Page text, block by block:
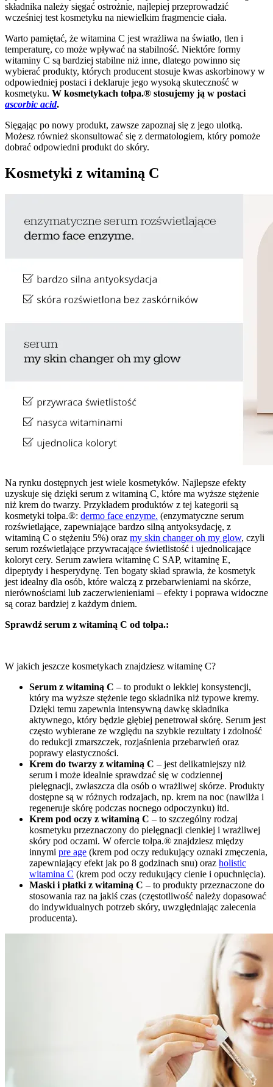
składnika należy sięgać ostrożnie, najlepiej przeprowadzić
wcześniej test kosmetyku na niewielkim fragmencie ciała.
Warto pamiętać, że witamina C jest wrażliwa na światło, tlen i
temperaturę, co może wpływać na stabilność. Niektóre formy
witaminy C są bardziej stabilne niż inne, dlatego powinno się
wybierać produkty, których producent stosuje kwas askorbinowy w
odpowiedniej postaci i deklaruje jego wysoką skuteczność w
kosmetyku. W kosmetykach tołpa.® stosujemy ją w postaci
ascorbic acid.
Sięgając po nowy produkt, zawsze zapoznaj się z jego ulotką.
Możesz również skonsultować się z dermatologiem, który pomoże
dobrać odpowiedni produkt do skóry.
Kosmetyki z witaminą C
Na rynku dostępnych jest wiele kosmetyków. Najlepsze efekty
uzyskuje się dzięki serum z witaminą C, które ma wyższe stężenie
niż krem do twarzy. Przykładem produktów z tej kategorii są
kosmetyki tołpa.®: dermo face enzyme. (enzymatyczne serum
rozświetlające, zapewniające bardzo silną antyoksydację, z
witaminą C o stężeniu 5%) oraz my skin changer oh my glow, czyli
serum rozświetlające przywracające świetlistość i ujednolicające
koloryt cery. Serum zawiera witaminę C SAP, witaminę E,
dipeptydy i hesperydynę. Ten bogaty skład sprawia, że kosmetyk
jest idealny dla osób, które walczą z przebarwieniami na skórze,
nierównościami lub zaczerwienieniami – efekty i poprawa widoczne
są coraz bardziej z każdym dniem.
Sprawdź serum z witaminą C od tołpa.:
W jakich jeszcze kosmetykach znajdziesz witaminę C?
Serum z witaminą C – to produkt o lekkiej konsystencji,
który ma wyższe stężenie tego składnika niż typowe kremy.
Dzięki temu zapewnia intensywną dawkę składnika
aktywnego, który będzie głębiej penetrował skórę. Serum jest
często wybierane ze względu na szybkie rezultaty i zdolność
do redukcji zmarszczek, rozjaśnienia przebarwień oraz
poprawy elastyczności.
Krem do twarzy z witaminą C – jest delikatniejszy niż
serum i może idealnie sprawdzać się w codziennej
pielęgnacji, zwłaszcza dla osób o wrażliwej skórze. Produkty
dostępne są w różnych rodzajach, np. krem na noc (nawilża i
regeneruje skórę podczas nocnego odpoczynku) itd.
Krem pod oczy z witaminą C – to szczególny rodzaj
kosmetyku przeznaczony do pielęgnacji cienkiej i wrażliwej
skóry pod oczami. W ofercie tołpa.® znajdziesz między
innymi pre age (krem pod oczy redukujący oznaki zmęczenia,
zapewniający efekt jak po 8 godzinach snu) oraz holistic
witamina C (krem pod oczy redukujący cienie i opuchnięcia).
Maski i płatki z witaminą C – to produkty przeznaczone do
stosowania raz na jakiś czas (częstotliwość należy dopasować
do indywidualnych potrzeb skóry, uwzględniając zalecenia
producenta).